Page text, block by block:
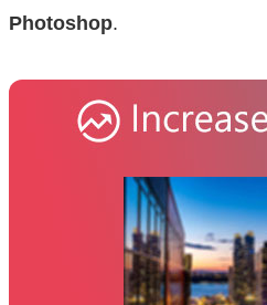
Photoshop.